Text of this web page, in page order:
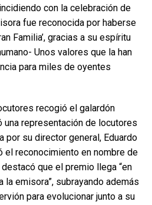
con la celebración de
fue reconocida por haberse
Familia’, gracias a su espíritu
Unos valores que la han
para miles de oyentes
recogió el galardón
una representación de locutores
por su director general, Eduardo
el reconocimiento en nombre de
que el premio llega “en
la emisora”, subrayando además
para evolucionar junto a su